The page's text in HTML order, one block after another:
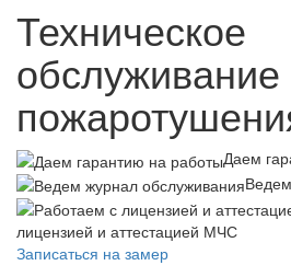
Техническое
обслуживание
Даем
лицензией и аттестацией МЧС
Записаться на замер